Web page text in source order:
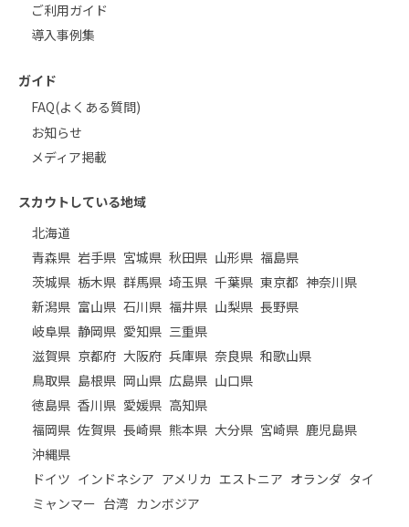
ご利用ガイド
導入事例集
ガイド
FAQ(よくある質問)
お知らせ
メディア掲載
スカウトしている地域
北海道
青森県 岩手県 宮城県 秋田県 山形県 福島県
茨城県 栃木県 群馬県 埼玉県 千葉県 東京都 神奈川県
新潟県 富山県 石川県 福井県 山梨県 長野県
岐阜県 静岡県 愛知県 三重県
滋賀県 京都府 大阪府 兵庫県 奈良県 和歌山県
鳥取県 島根県 岡山県 広島県 山口県
徳島県 香川県 愛媛県 高知県
福岡県 佐賀県 長崎県 熊本県 大分県 宮崎県 鹿児島県
沖縄県
ドイツ インドネシア アメリカ エストニア オランダ タイ
ミャンマー 台湾 カンボジア